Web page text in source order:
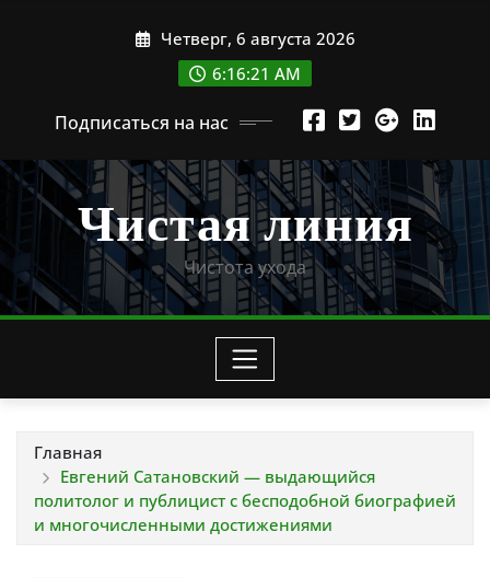
Четверг, 6 августа 2026
6:16:22 AM
Подписаться на нас
Чистая линия
Чистота ухода
Главная
Евгений Сатановский — выдающийся
политолог и публицист с бесподобной биографией
и многочисленными достижениями